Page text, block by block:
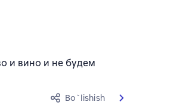
и вино и не будем
Bo`lishish